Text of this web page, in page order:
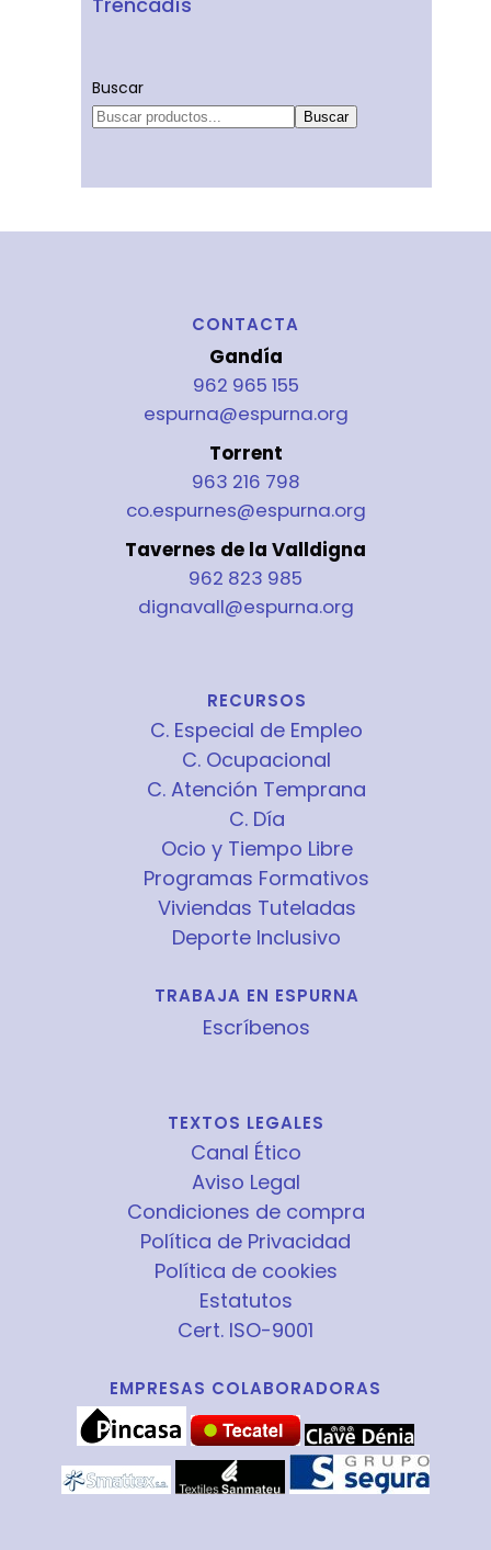
Buscar
Buscar
CONTACTA
Gandía
962 965 155
espurna@espurna.org
Torrent
963 216 798
co.espurnes@espurna.org
Tavernes de la Valldigna
962 823 985
dignavall@espurna.org
RECURSOS
C. Especial de Empleo
C. Ocupacional
C. Atención Temprana
C. Día
Ocio y Tiempo Libre
Programas Formativos
Viviendas Tuteladas
Deporte Inclusivo
TRABAJA EN ESPURNA
Escríbenos
TEXTOS LEGALES
Canal Ético
Aviso Legal
Condiciones de compra
Política de Privacidad
Política de cookies
Estatutos
Cert. ISO-9001
EMPRESAS COLABORADORAS